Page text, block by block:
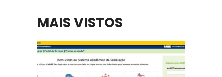
MAIS VISTOS